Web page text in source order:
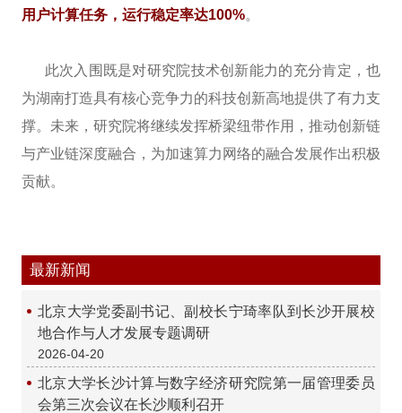
用户计算任务，运行稳定率达100%。
此次入围既是对研究院技术创新能力的充分肯定，也
为湖南打造具有核心竞争力的科技创新高地提供了有力支
撑。未来，研究院将继续发挥桥梁纽带作用，推动创新链
与产业链深度融合，为加速算力网络的融合发展作出积极
贡献。
最新新闻
北京大学党委副书记、副校长宁琦率队到长沙开展校
地合作与人才发展专题调研
2026-04-20
北京大学长沙计算与数字经济研究院第一届管理委员
会第三次会议在长沙顺利召开